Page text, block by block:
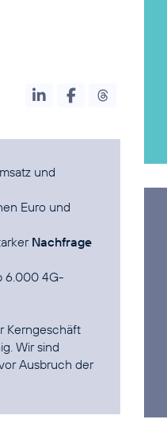
und
Euro und
Nachfrage
6.000 4G-
Kerngeschäft
Wir sind
Ausbruch der